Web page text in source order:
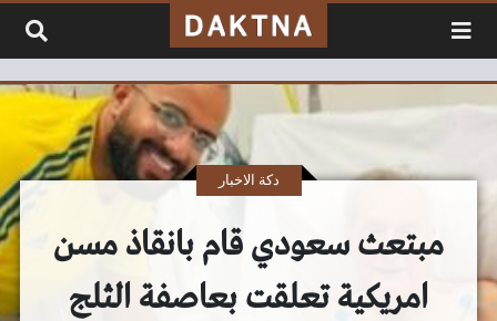
مبتعث سعودي قام بانقاذ مسن
امريكية تعلقت بعاصفة الثلج
دكة الاخبار